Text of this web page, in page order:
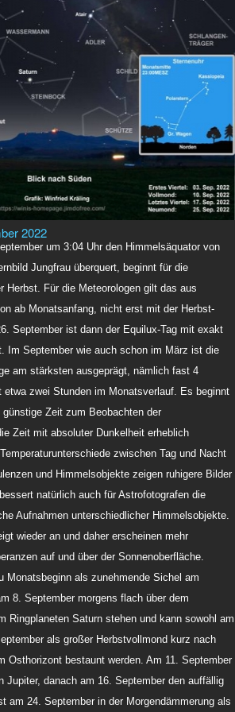
2022
um 3:04 Uhr den Himmelsäquator von
Jungfrau überquert, beginnt für die
Herbst. Für die Meteorologen gilt das aus
ab Monatsanfang, nicht erst mit der Herbst-
September ist dann der Equilux-Tag mit exakt
Im September wie auch schon im März ist die
am stärksten ausgeprägt, nämlich fast 4
etwa zwei Stunden im Monatsverlauf. Es beginnt
Zeit zum Beobachten der
Zeit mit absoluter Dunkelheit erheblich
zwischen Tag und Nacht
und Himmelsobjekte zeigen ruhigere Bilder
natürlich auch für Astrofotografen die
Aufnahmen unterschiedlicher Himmelsobjekte.
wieder an und daher erscheinen mehr
auf und über der Sonnenoberfläche.
Monatsbeginn als zunehmende Sichel am
8. September morgens flach über dem
Ringplaneten Saturn stehen und kann sowohl am
als großer Herbstvollmond kurz nach
Osthorizont bestaunt werden. Am 11. September
Jupiter, danach am 16. September den auffällig
am 24. September in der Morgendämmerung als